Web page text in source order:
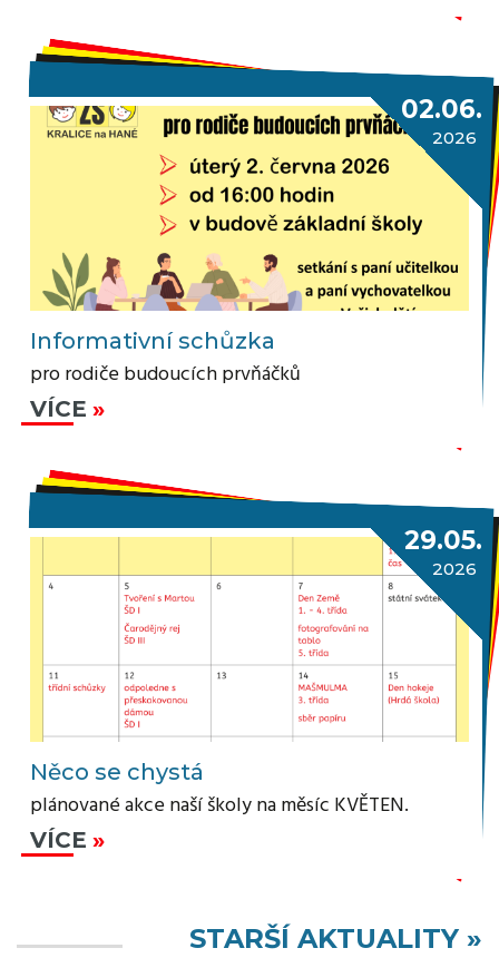
02.06.
2026
Informativní schůzka
pro rodiče budoucích prvňáčků
VÍCE
29.05.
2026
Něco se chystá
plánované akce naší školy na měsíc KVĚTEN.
VÍCE
STARŠÍ AKTUALITY »